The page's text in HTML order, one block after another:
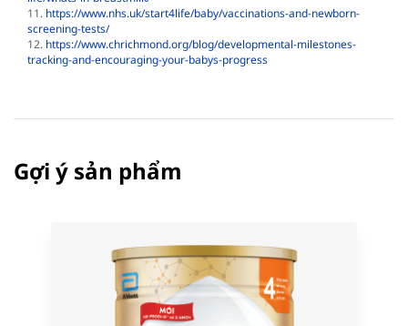
11. https://www.nhs.uk/start4life/baby/vaccinations-and-newborn-
screening-tests/
12. https://www.chrichmond.org/blog/developmental-milestones-
tracking-and-encouraging-your-babys-progress
Gợi ý sản phẩm